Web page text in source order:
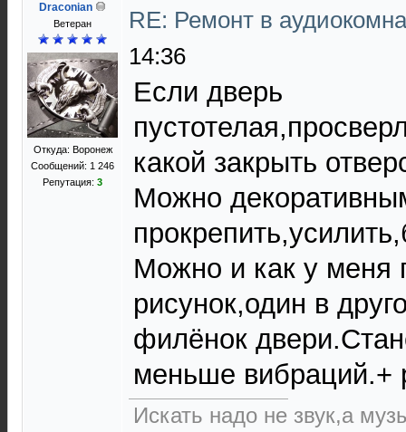
Draconian
Ветеран
Откуда: Воронеж
Сообщений: 1 246
Репутация: 3
RE: Ремонт в
14:36
Если дверь
какой закрыть
Можно
Можно и как у меня
рисунок,один в
филёнок
меньше вибраций.+
Искать надо не звук,а